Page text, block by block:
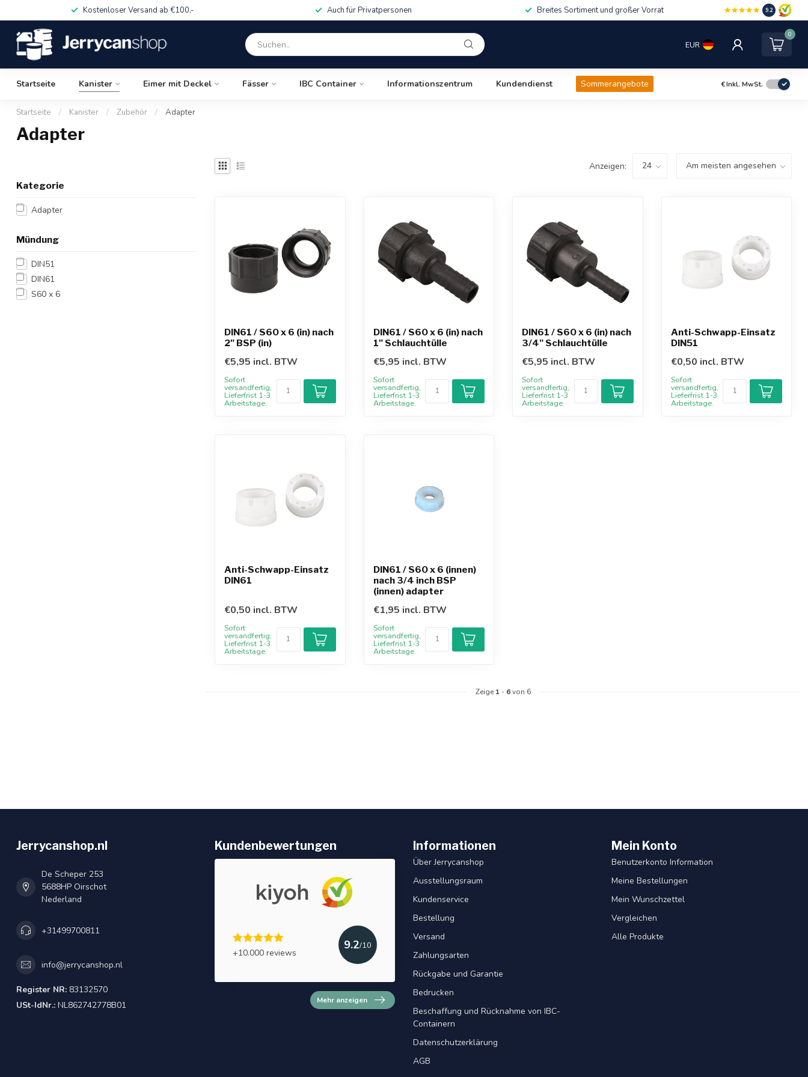
Kostenloser Versand ab €100,- Auch für Privatpersonen Breites Sortiment und großer Vorrat 9.2
EUR
0
Startseite Kanister Eimer mit Deckel Fässer IBC Container Informationszentrum Kundendienst Sommerangebote €Inkl. MwSt.
Startseite / Kanister / Zubehör / Adapter
Adapter
Kategorie
Adapter
Mündung
DIN51
DIN61
S60 x 6
Anzeigen:
DIN61 / S60 x 6 (in) nach
2" BSP (in)
€5,95 incl. BTW
Sofort
versandfertig,
Lieferfrist 1-3
Arbeitstage.
DIN61 / S60 x 6 (in) nach
1" Schlauchtülle
€5,95 incl. BTW
Sofort
versandfertig,
Lieferfrist 1-3
Arbeitstage.
DIN61 / S60 x 6 (in) nach
3/4" Schlauchtülle
€5,95 incl. BTW
Sofort
versandfertig,
Lieferfrist 1-3
Arbeitstage.
Anti-Schwapp-Einsatz
DIN51
€0,50 incl. BTW
Sofort
versandfertig,
Lieferfrist 1-3
Arbeitstage.
Anti-Schwapp-Einsatz
DIN61
€0,50 incl. BTW
Sofort
versandfertig,
Lieferfrist 1-3
Arbeitstage.
DIN61 / S60 x 6 (innen)
nach 3/4 inch BSP
(innen) adapter
€1,95 incl. BTW
Sofort
versandfertig,
Lieferfrist 1-3
Arbeitstage.
Zeige 1 - 6von 6
Jerrycanshop.nl
De Scheper 253
5688HP Oirschot
Nederland
+31499700811
info@jerrycanshop.nl
Register NR: 83132570
USt-IdNr.: NL862742778B01
Kundenbewertungen
+10.000 reviews
9.2/10
Mehr anzeigen
Informationen
Über Jerrycanshop
Ausstellungsraum
Kundenservice
Bestellung
Versand
Zahlungsarten
Rückgabe und Garantie
Bedrucken
Beschaffung und Rücknahme von IBC-
Containern
Datenschutzerklärung
AGB
Mein Konto
Benutzerkonto Information
Meine Bestellungen
Mein Wunschzettel
Vergleichen
Alle Produkte